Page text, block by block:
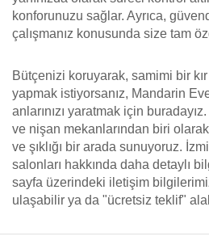
konforunuzu sağlar. Ayrıca,
çalışmanız konusunda size tam
Bütçenizi koruyarak, samimi bir
yapmak istiyorsanız, Mandarin
anlarınızı yaratmak için
ve nişan mekanlarından biri
ve şıklığı bir arada sunuyoruz.
salonları hakkında daha detaylı
sayfa üzerindeki iletişim
ulaşabilir ya da "ücretsiz teklif"